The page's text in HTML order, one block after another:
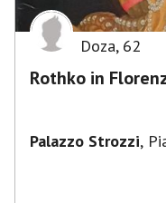
Doza, 62
Rothko in
Palazzo Strozzi,